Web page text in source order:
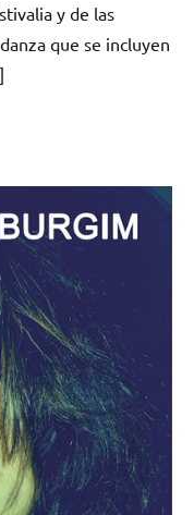
y de las
que se incluyen